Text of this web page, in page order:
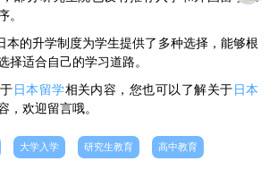
。
的升学制度为学生提供了多种选择，能够根
择适合自己的学习道路。
日本留学相关内容，您也可以了解关于 日本
，欢迎留言哦。
大学入学 研究生教育 高中教育